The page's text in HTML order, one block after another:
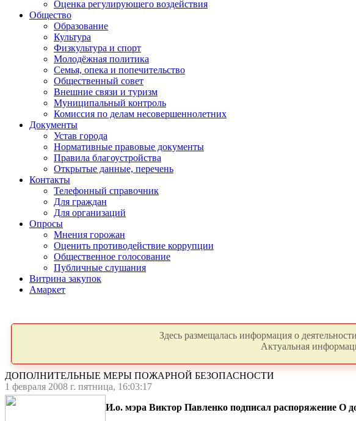
Оценка регулирующего воздействия
Общество
Образование
Культура
Физкультура и спорт
Молодёжная политика
Семья, опека и попечительство
Общественный совет
Внешние связи и туризм
Муниципальный контроль
Комиссия по делам несовершеннолетних
Документы
Устав города
Нормативные правовые документы
Правила благоустройства
Открытые данные, перечень
Контакты
Телефонный справочник
Для граждан
Для организаций
Опросы
Мнения горожан
Оценить противодействие коррупции
Общественное голосование
Публичные слушания
Витрина закупок
Амаркет
Здесь размещалась информация о
Актуальная
ДОПОЛНИТЕЛЬНЫЕ МЕРЫ ПОЖАРНОЙ БЕЗОПАСНОСТИ
1 февраля 2008 г. пятница, 16:03:17
И.о. мэра Виктор Павленко подписал распоряжение О